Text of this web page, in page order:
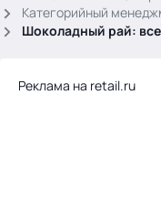
Категорийный
Шоколадный рай:
Реклама на retail.ru